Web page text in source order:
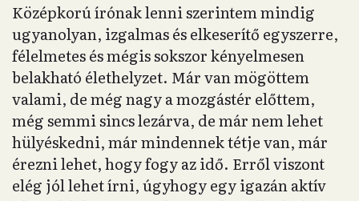
Középkorú írónak lenni szerintem mindig
ugyanolyan, izgalmas és elkeserítő egyszerre,
félelmetes és mégis sokszor kényelmesen
belakható élethelyzet. Már van mögöttem
valami, de még nagy a mozgástér előttem,
még semmi sincs lezárva, de már nem lehet
hülyéskedni, már mindennek tétje van, már
érezni lehet, hogy fogy az idő. Erről viszont
elég jól lehet írni, úgyhogy egy igazán aktív